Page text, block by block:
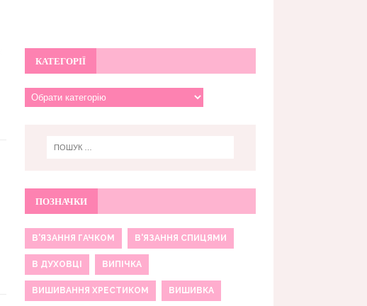
КАТЕГОРІЇ
ПОЗНАЧКИ
В'ЯЗАННЯ ГАЧКОМ В'ЯЗАННЯ СПИЦЯМИ
В ДУХОВЦІ ВИПІЧКА
ВИШИВАННЯ ХРЕСТИКОМ ВИШИВКА